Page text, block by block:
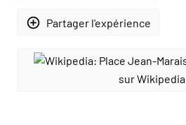
add_circle_outline Partager l'expérience
sur Wikipedia